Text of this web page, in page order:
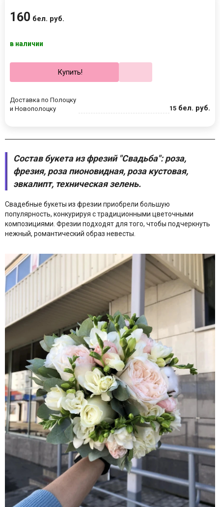
160 бел. руб.
в наличии
Купить!
Доставка по Полоцку
и Новополоцку
15 бел. руб.
Состав букета из фрезий "Свадьба": роза,
фрезия, роза пионовидная, роза кустовая,
эвкалипт, техническая зелень.
Свадебные букеты из фрезии приобрели большую
популярность, конкурируя с традиционными цветочными
композициями. Фрезии подходят для того, чтобы подчеркнуть
нежный, романтический образ невесты.